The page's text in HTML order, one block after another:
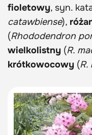
fioletowy, syn.
catawbiense),
(Rhododendron
wielkolistny (R.
krótkowocowy (R.